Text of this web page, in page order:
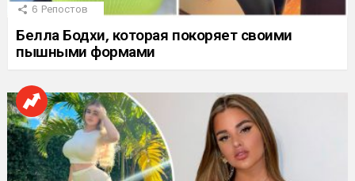
6 Репостов
Белла Бодхи, которая покоряет своими
пышными формами